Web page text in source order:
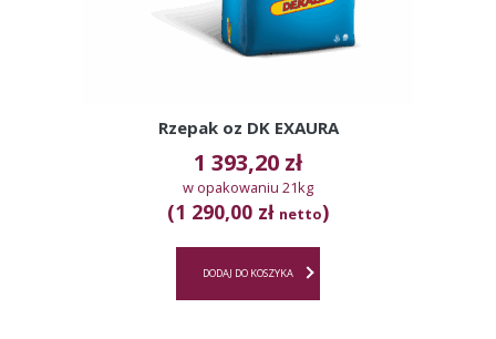
Rzepak oz DK EXAURA
1 393,20 zł
w opakowaniu 21kg
(1 290,00 zł netto)
DODAJ DO KOSZYKA